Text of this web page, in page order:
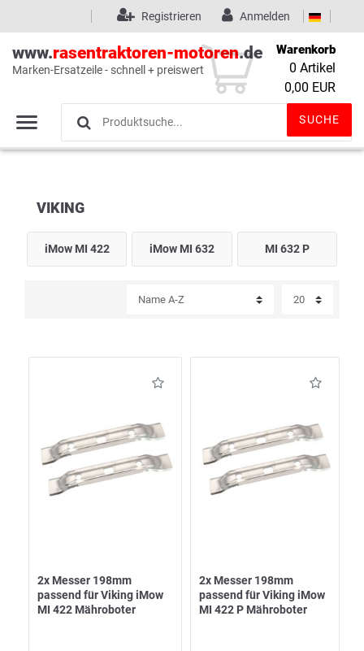
Wunschliste (0)
Anmelden
Registrieren
www.rasentraktoren-motoren.de
Marken-Ersatzeile - schnell + preiswert
SUCHE
Warenkorb
0 Artikel
0,00 EUR
VIKING
iMow MI 422 iMow MI 632 MI 632 P
2x Messer 198mm
passend für Viking iMow
MI 422 Mähroboter
2x Messer 198mm
passend für Viking iMow
MI 422 P Mähroboter